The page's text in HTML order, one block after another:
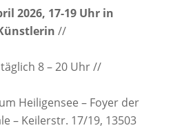
2026, 17-19 Uhr in
//
täglich 8 – 20 Uhr //
Heiligensee – Foyer der
– Keilerstr. 17/19, 13503